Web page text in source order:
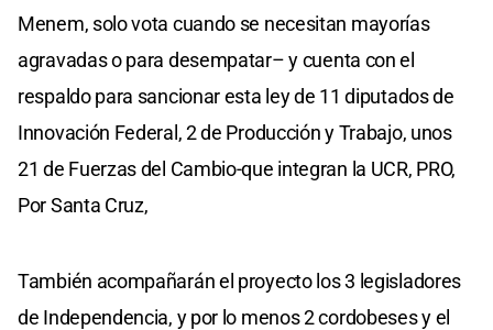
Menem, solo vota cuando se necesitan mayorías
agravadas o para desempatar– y cuenta con el
respaldo para sancionar esta ley de 11 diputados de
Innovación Federal, 2 de Producción y Trabajo, unos
21 de Fuerzas del Cambio-que integran la UCR, PRO,
Por Santa Cruz,
También acompañarán el proyecto los 3 legisladores
de Independencia, y por lo menos 2 cordobeses y el